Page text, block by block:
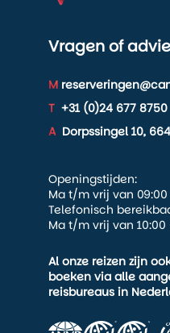
Vragen of
M
T +31 (0)24 677 8750
A Dorpssingel 10,
Openingstijden:
Ma t/m vrij van 09:00
Telefonisch
Ma t/m vrij van 10:00
Al onze reizen zijn
boeken via alle
reisbureaus in